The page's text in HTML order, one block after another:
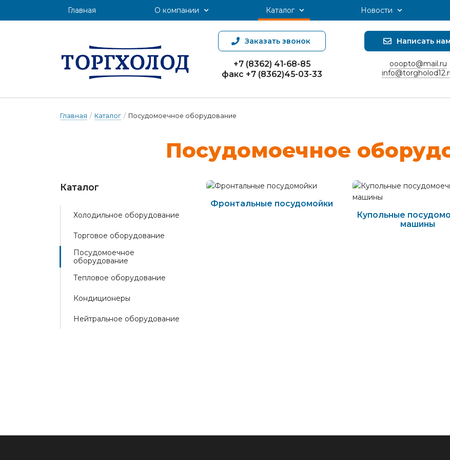
Главная О компании Каталог Новости
Заказать звонок
+7 (8362) 41-68-85
факс +7 (8362)45-03-33
Написать нам
ooopto@mail.ru
Главная / Каталог / Посудомоечное оборудование
По­су­до­мо­еч­ное
Каталог
Холодильное оборудование
Торговое оборудование
Посудомоечное
оборудование
Тепловое оборудование
Кондиционеры
Нейтральное оборудование
Фронтальные посудомойки
Купольные
машины